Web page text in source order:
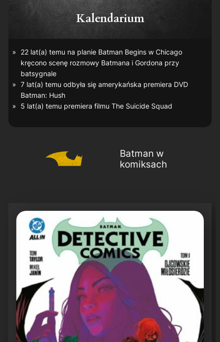
Kalendarium
22 lat(a) temu na planie Batman Beginsw Chicago
kręcono scenę rozmowy Batmana i Gordona przy
batsygnale
7 lat(a) temu odbyła się amerykańska premiera DVD
Batman: Hush
5 lat(a) temu premiera filmu The Suicide Squad
Batman w
komiksach